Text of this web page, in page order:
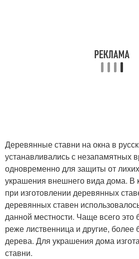
Деревянные ставни на окна в
устанавливались с незапамятных
одновременно для защиты от
украшения внешнего вида дома. В
при изготовлении деревянных
деревянных ставен
данной местности. Чаще всего это
реже лиственница и другие,
дерева. Для украшения дома
ставни.